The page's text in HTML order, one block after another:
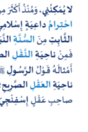
كفى بالمرء
(محمد ﷺ – مسلم)